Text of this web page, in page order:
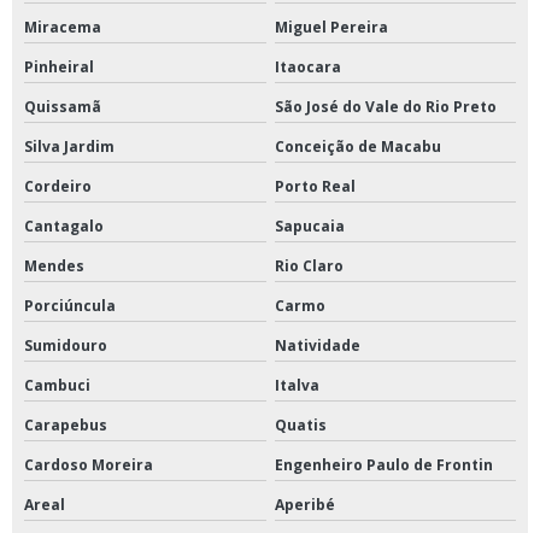
Miracema
Miguel Pereira
Pinheiral
Itaocara
Quissamã
São José do Vale do Rio Preto
Silva Jardim
Conceição de Macabu
Cordeiro
Porto Real
Cantagalo
Sapucaia
Mendes
Rio Claro
Porciúncula
Carmo
Sumidouro
Natividade
Cambuci
Italva
Carapebus
Quatis
Cardoso Moreira
Engenheiro Paulo de Frontin
Areal
Aperibé